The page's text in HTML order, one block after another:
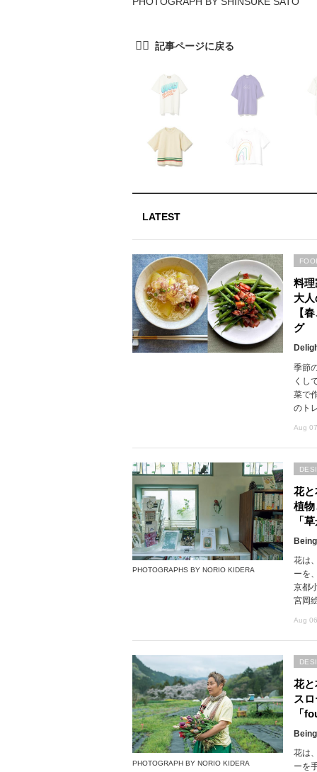
LATEST
料
大
【
グ
季節
くし
菜で
のト
Aug
PHOTOGRAPHS BY NORIO KIDERA
花
植
「
花は
ーを
京都
宮岡
Aug
PHOTOGRAPH BY NORIO KIDERA
花
ス
「
花は
ーを